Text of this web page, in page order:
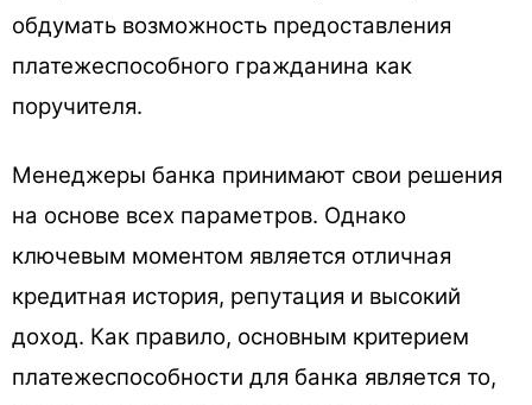
обдумать возможность предоставления
платежеспособного гражданина как
поручителя.
Менеджеры банка принимают свои решения
на основе всех параметров. Однако
ключевым моментом является отличная
кредитная история, репутация и высокий
доход. Как правило, основным критерием
платежеспособности для банка является то,